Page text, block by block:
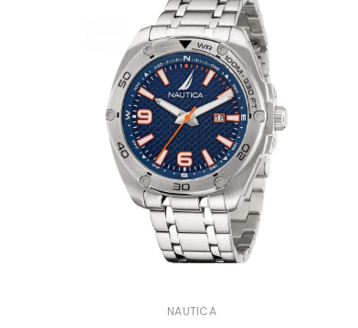
NAUTICA